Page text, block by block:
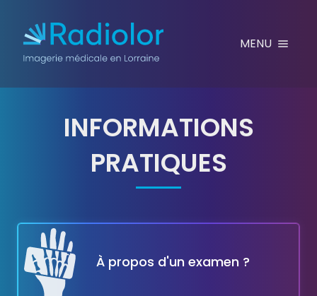
MENU
INFORMATIONS
PRATIQUES
À propos d'un examen ?